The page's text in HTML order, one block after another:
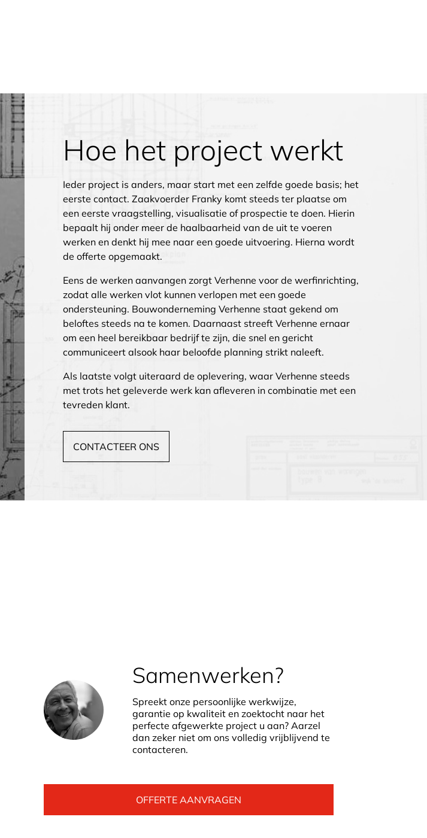
Hoe het project werkt
Ieder project is anders, maar start met een zelfde goede basis; het
eerste contact. Zaakvoerder Franky komt steeds ter plaatse om
een eerste vraagstelling, visualisatie of prospectie te doen. Hierin
bepaalt hij onder meer de haalbaarheid van de uit te voeren
werken en denkt hij mee naar een goede uitvoering. Hierna wordt
de offerte opgemaakt.
Eens de werken aanvangen zorgt Verhenne voor de werfinrichting,
zodat alle werken vlot kunnen verlopen met een goede
ondersteuning. Bouwonderneming Verhenne staat gekend om
beloftes steeds na te komen. Daarnaast streeft Verhenne ernaar
om een heel bereikbaar bedrijf te zijn, die snel en gericht
communiceert alsook haar beloofde planning strikt naleeft.
Als laatste volgt uiteraard de oplevering, waar Verhenne steeds
met trots het geleverde werk kan afleveren in combinatie met een
tevreden klant.
CONTACTEER ONS
Samenwerken?
Spreekt onze persoonlijke werkwijze,
garantie op kwaliteit en zoektocht naar het
perfecte afgewerkte project u aan? Aarzel
dan zeker niet om ons volledig vrijblijvend te
contacteren.
OFFERTE AANVRAGEN